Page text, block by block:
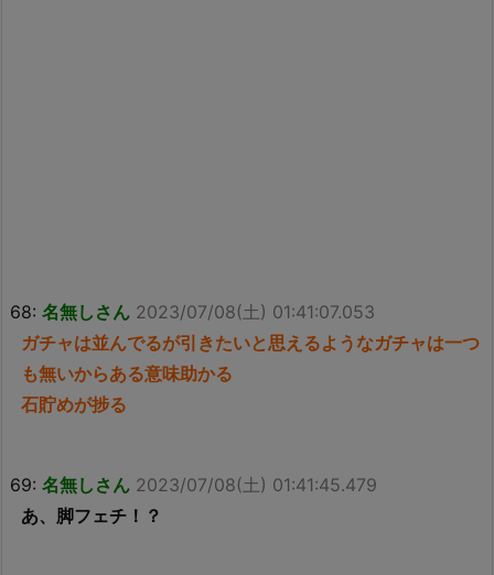
68: 名無しさん 2023/07/08(土) 01:41:07.053
ガチャは並んでるが引きたいと思えるようなガチャは一つ
も無いからある意味助かる
石貯めが捗る
69: 名無しさん 2023/07/08(土) 01:41:45.479
あ、脚フェチ！？